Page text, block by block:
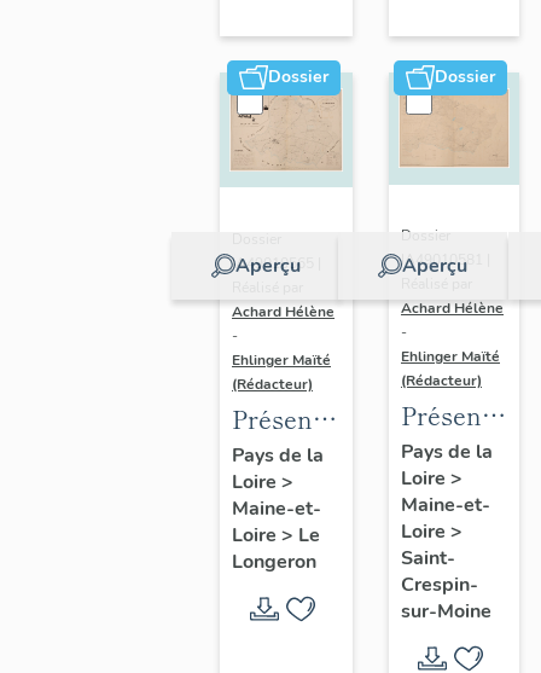
Dossier
Aperçu
IA49010565 |
Achard Hélène
-
Ehlinger Maïté
(Rédacteur)
Présentation
du
patrimoine
industriel
de la
commune
du
Pays de la
Loire >
Maine-et-
Loire > Le
Longeron
Dossier
Aperçu
Dossier
IA49010581 |
Achard Hélène
-
Ehlinger Maïté
(Rédacteur)
du
patrimoine
industriel
de la
commune
de Saint-
Crespin-
Pays de la
Loire >
Maine-et-
Loire >
Saint-
Crespin-
sur-Moine